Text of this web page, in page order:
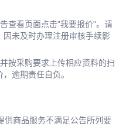
查看页面点击"我要报价"。请
未及时办理注册审核手续影
按采购要求上传相应资料的扫
逾期责任自负。
供商品服务不满足公告所列要